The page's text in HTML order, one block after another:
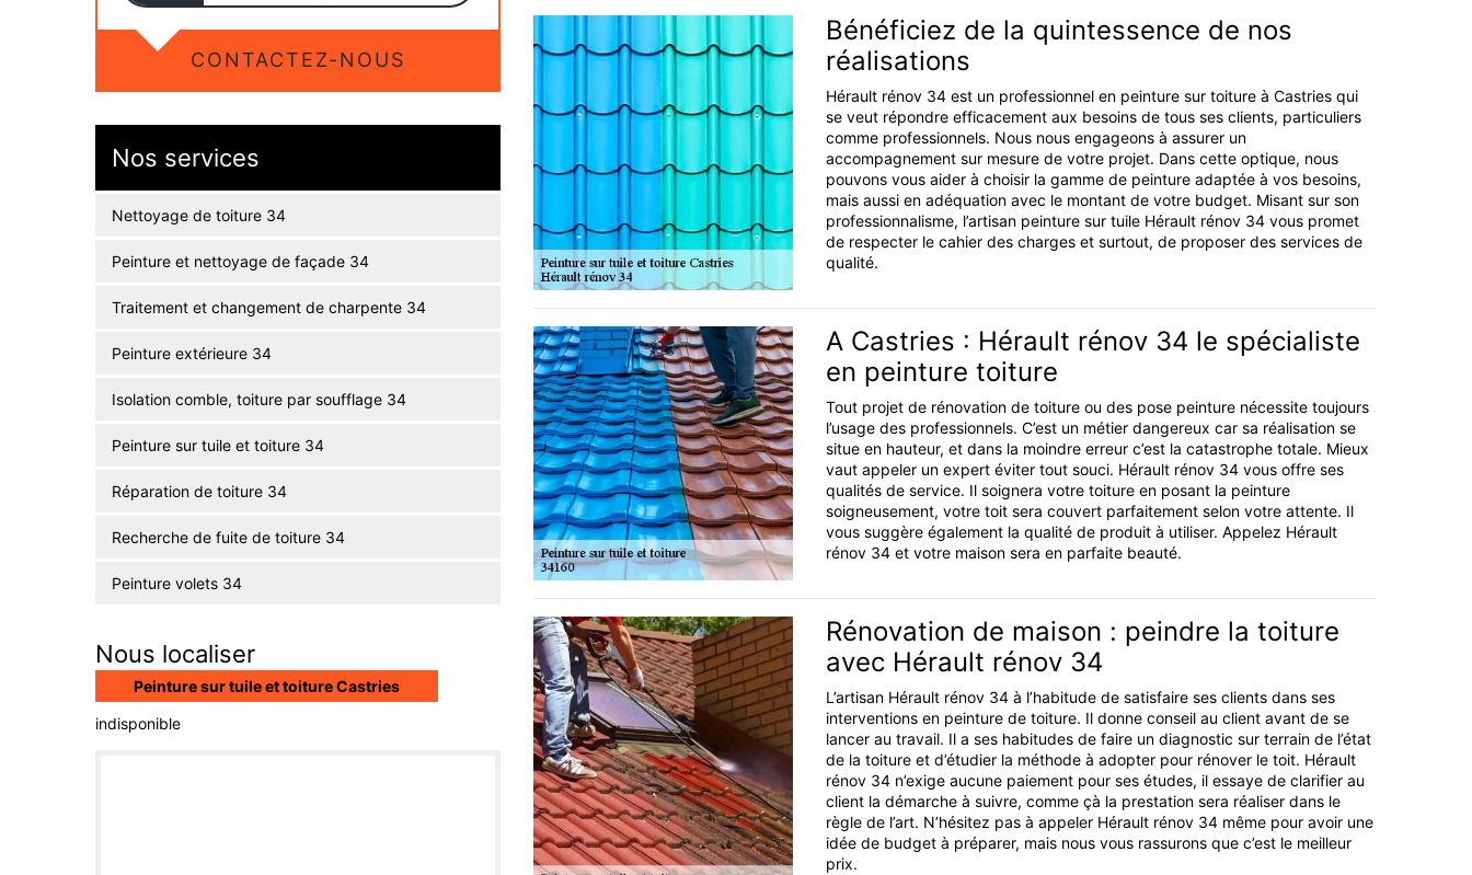
CONTACTEZ-NOUS
Nos services
Nettoyage de toiture 34
Peinture et nettoyage de façade 34
Traitement et changement de charpente 34
Peinture extérieure 34
Isolation comble, toiture par soufflage 34
Peinture sur tuile et toiture 34
Réparation de toiture 34
Recherche de fuite de toiture 34
Peinture volets 34
Nous localiser
Peinture sur tuile et toiture Castries
indisponible
Bénéficiez de la quintessence de nos
réalisations
Hérault rénov 34 est un professionnel en peinture sur toiture à Castries qui
se veut répondre efficacement aux besoins de tous ses clients, particuliers
comme professionnels. Nous nous engageons à assurer un
accompagnement sur mesure de votre projet. Dans cette optique, nous
pouvons vous aider à choisir la gamme de peinture adaptée à vos besoins,
mais aussi en adéquation avec le montant de votre budget. Misant sur son
professionnalisme, l’artisan peinture sur tuile Hérault rénov 34 vous promet
de respecter le cahier des charges et surtout, de proposer des services de
qualité.
A Castries : Hérault rénov 34 le spécialiste
en peinture toiture
Tout projet de rénovation de toiture ou des pose peinture nécessite toujours
l’usage des professionnels. C’est un métier dangereux car sa réalisation se
situe en hauteur, et dans la moindre erreur c’est la catastrophe totale. Mieux
vaut appeler un expert éviter tout souci. Hérault rénov 34 vous offre ses
qualités de service. Il soignera votre toiture en posant la peinture
soigneusement, votre toit sera couvert parfaitement selon votre attente. Il
vous suggère également la qualité de produit à utiliser. Appelez Hérault
rénov 34 et votre maison sera en parfaite beauté.
Rénovation de maison : peindre la toiture
avec Hérault rénov 34
L’artisan Hérault rénov 34 à l’habitude de satisfaire ses clients dans ses
interventions en peinture de toiture. Il donne conseil au client avant de se
lancer au travail. Il a ses habitudes de faire un diagnostic sur terrain de l’état
de la toiture et d’étudier la méthode à adopter pour rénover le toit. Hérault
rénov 34 n’exige aucune paiement pour ses études, il essaye de clarifier au
client la démarche à suivre, comme çà la prestation sera réaliser dans le
règle de l’art. N’hésitez pas à appeler Hérault rénov 34 même pour avoir une
idée de budget à préparer, mais nous vous rassurons que c’est le meilleur
prix.